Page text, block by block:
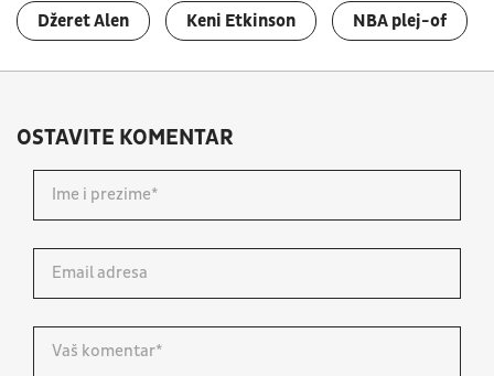
Džeret Alen Keni Etkinson NBA plej-of
OSTAVITE KOMENTAR